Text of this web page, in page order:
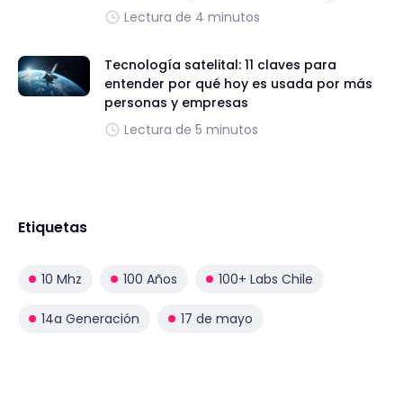
Lectura de 4 minutos
Tecnología satelital: 11 claves para
entender por qué hoy es usada por más
personas y empresas
Lectura de 5 minutos
Etiquetas
10 Mhz 100 Años 100+ Labs Chile
14a Generación 17 de mayo